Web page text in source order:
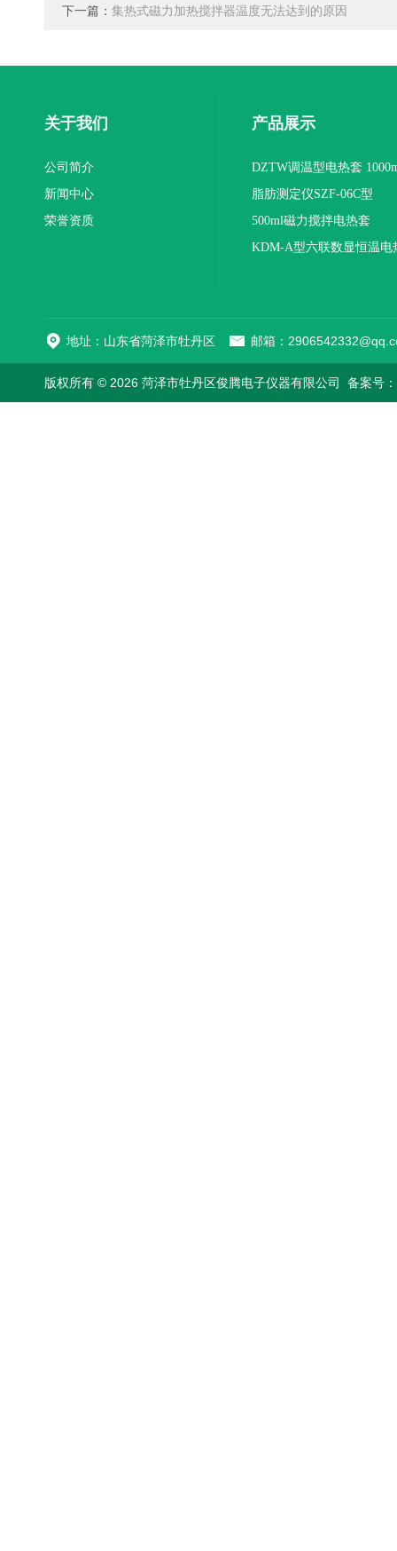
下一篇： 集热式磁力加热搅拌器温度无法达到的原因
关于我们
公司简介
新闻中心
荣誉资质
产品展示
DZTW调温型电热套
联
脂肪测定仪SZF-06C型
500ml磁力搅拌电热套
KDM-A型六联数显恒温电
地址：山东省菏泽市牡丹区 邮箱：
版权所有 © 2026 菏泽市牡丹区俊腾电子仪器有限公司 备案号